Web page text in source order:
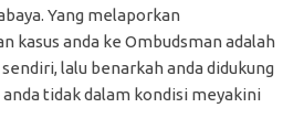
Yang melaporkan
kasus anda ke Ombudsman adalah
lalu benarkah anda didukung
tidak dalam kondisi meyakini